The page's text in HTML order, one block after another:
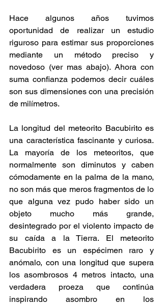
Hace algunos años tuvimos
oportunidad de realizar un estudio
riguroso para estimar sus proporciones
mediante un método preciso y
novedoso (ver mas abajo). Ahora con
suma confianza podemos decir cuáles
son sus dimensiones con una precisión
de milímetros.
La longitud del meteorito Bacubirito es
una característica fascinante y curiosa.
La mayoría de los meteoritos, que
normalmente son diminutos y caben
cómodamente en la palma de la mano,
no son más que meros fragmentos de lo
que alguna vez pudo haber sido un
objeto mucho más grande,
desintegrado por el violento impacto de
su caída a la Tierra. El meteorito
Bacubirito es un espécimen raro y
anómalo, con una longitud que supera
los asombrosos 4 metros intacto, una
verdadera proeza que continúa
inspirando asombro en los